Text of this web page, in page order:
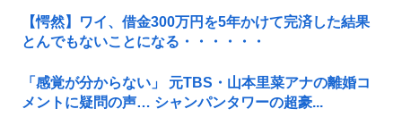
【愕然】ワイ、借金300万円を5年かけて完済した結果
とんでもないことになる・・・・・・
「感覚が分からない」 元TBS・山本里菜アナの離婚コ
メントに疑問の声… シャンパンタワーの超豪...